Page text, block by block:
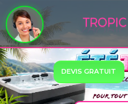
Panneau de gestion des cookies
Previous
DEVIS GRATUIT